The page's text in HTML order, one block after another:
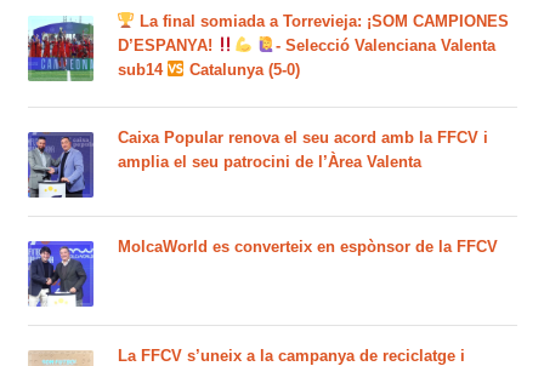
La final somiada a Torrevieja: ¡SOM CAMPIONES
D’ESPANYA!
- Selecció Valenciana Valenta
sub14
Catalunya (5-0)
Caixa Popular renova el seu acord amb la FFCV i
amplia el seu patrocini de l’Àrea Valenta
MolcaWorld es converteix en espònsor de la FFCV
La FFCV s’uneix a la campanya de reciclatge i